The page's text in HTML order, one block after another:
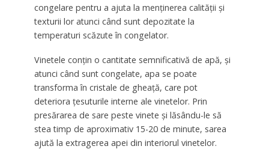
congelare pentru a ajuta la menținerea calității și
texturii lor atunci când sunt depozitate la
temperaturi scăzute în congelator.
Vinetele conțin o cantitate semnificativă de apă, și
atunci când sunt congelate, apa se poate
transforma în cristale de gheață, care pot
deteriora țesuturile interne ale vinetelor. Prin
presărarea de sare peste vinete și lăsându-le să
stea timp de aproximativ 15-20 de minute, sarea
ajută la extragerea apei din interiorul vinetelor.